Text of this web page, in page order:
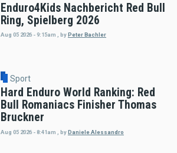
Enduro4Kids Nachbericht Red Bull
Ring, Spielberg 2026
Aug 05 2026 - 9:15am byPeter Bachler
Sport
Hard Enduro World Ranking: Red
Bull Romaniacs Finisher Thomas
Bruckner
Aug 05 2026 - 8:41am byDaniele Alessandro